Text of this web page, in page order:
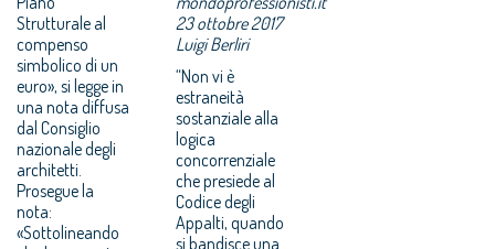
Strutturale al
compenso
simbolico di un
euro», si legge in
una nota diffusa
dal Consiglio
nazionale degli
architetti.
Prosegue la
nota:
«Sottolineando
23 ottobre 2017
Luigi Berliri
“Non vi è
estraneità
sostanziale alla
logica
concorrenziale
che presiede al
Codice degli
Appalti, quando
si bandisce una